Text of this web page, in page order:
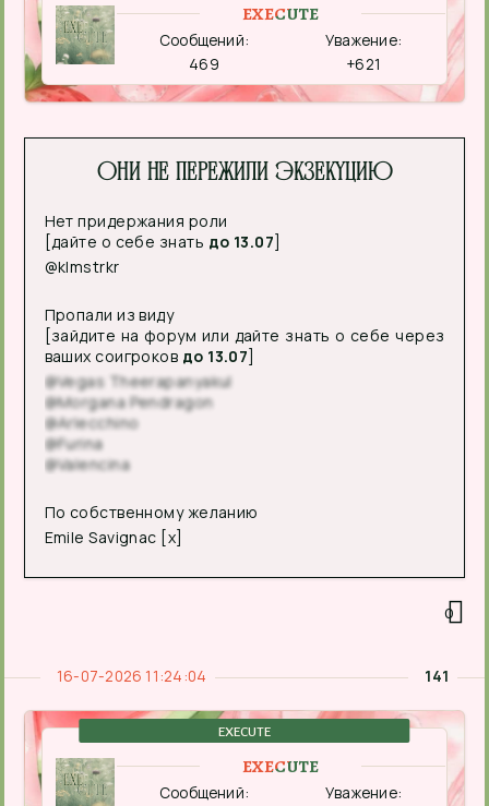
EXECUTE
Сообщений:
469
Уважение:
+621
Они не пережили экзекуцию
Нет придержания роли
[дайте о себе знать до 13.07
@klmstrkr
Пропали из виду
[зайдите на форум или дайте знать о себе через
ваших соигроков до 13.07
@Vegas Theerapanyakul
@Morgana Pendragon
@Arlecchino
@Furina
@Valencina
По собственному желанию
Emile Savignac [x]
0
141
16-07-2026 11:24:04
EXECUTE
EXECUTE
Сообщений:
Уважение: